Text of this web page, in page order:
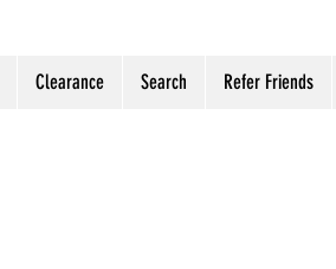
Clearance Search Refer Friends